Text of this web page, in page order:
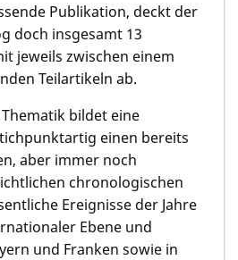
Publikation, deckt der
doch insgesamt 13
jeweils zwischen einem
Teilartikeln ab.
bildet eine
einen bereits
aber immer noch
chronologischen
Ereignisse der Jahre
Ebene und
und Franken sowie in